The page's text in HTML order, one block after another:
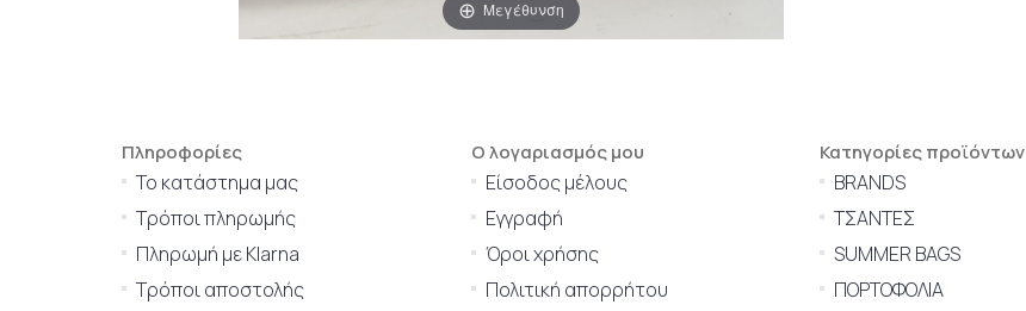
Μεγέθυνση
Πληροφορίες
Το κατάστημα μας
Τρόποι πληρωμής
Πληρωμή με Klarna
Τρόποι αποστολής
Ο λογαριασμός μου
Είσοδος μέλους
Εγγραφή
Όροι χρήσης
Πολιτική απορρήτου
Κατηγορίες προϊόντων
BRANDS
ΤΣΑΝΤΕΣ
SUMMER BAGS
ΠΟΡΤΟΦΟΛΙΑ